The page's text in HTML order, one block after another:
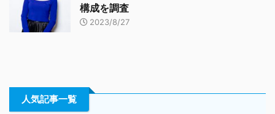
構成を調査
2023/8/27
人気記事一覧